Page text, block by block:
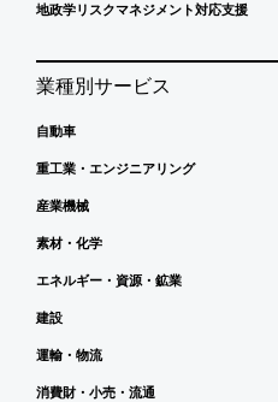
地政学リスクマネジメント対応支援
業種別サービス
自動車
重工業・エンジニアリング
産業機械
素材・化学
エネルギー・資源・鉱業
建設
運輸・物流
消費財・小売・流通